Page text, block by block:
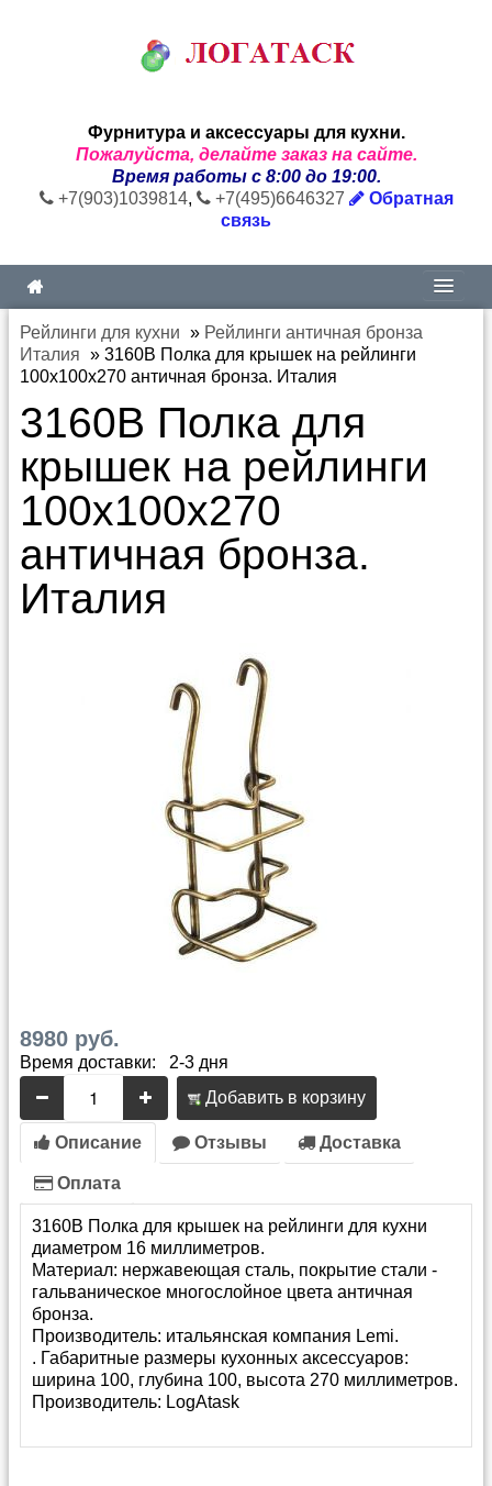
Фурнитура и аксессуары для кухни.
Пожалуйста, делайте заказ на сайте.
Время работы с 8:00 до 19:00.
+7(903)1039814, +7(495)6646327
Обратная
связь
Рейлинги для кухни » Рейлинги античная бронза
Италия » 3160B Полка для крышек на рейлинги
100х100х270 античная бронза. Италия
3160B Полка для
крышек на рейлинги
100х100х270
античная бронза.
Италия
8980 руб.
Время доставки: 2-3 дня
Добавить в корзину
Описание Отзывы Доставка
Оплата
3160B Полка для крышек на рейлинги для кухни
диаметром 16 миллиметров.
Материал: нержавеющая сталь, покрытие стали -
гальваническое многослойное цвета античная
бронза.
Производитель: итальянская компания Lemi.
. Габаритные размеры кухонных аксессуаров:
ширина 100, глубина 100, высота 270 миллиметров.
Производитель: LogAtask